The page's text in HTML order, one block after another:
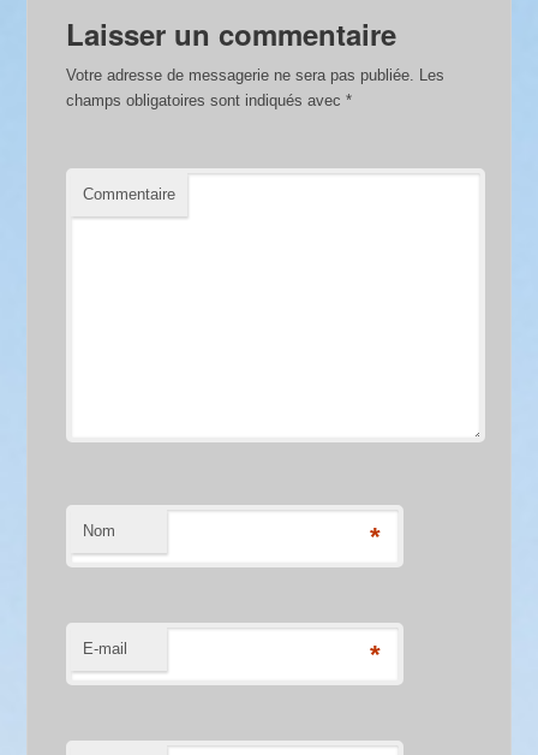
Laisser un commentaire
Votre adresse de messagerie ne sera pas publiée.
Les
champs obligatoires sont indiqués avec*
Commentaire
Nom *
E-mail *